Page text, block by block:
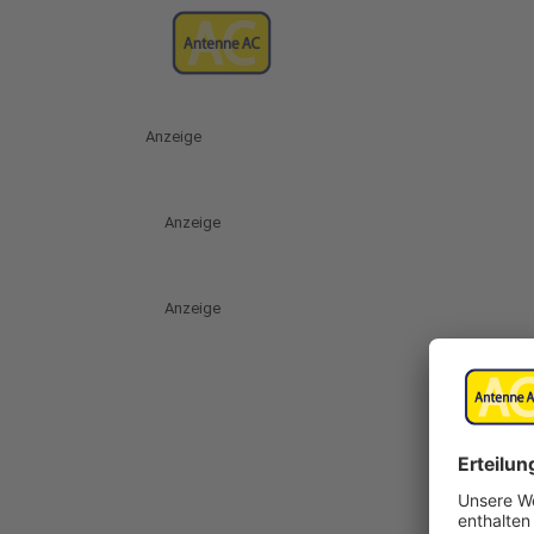
Anzeige
Anzeige
Anzeige